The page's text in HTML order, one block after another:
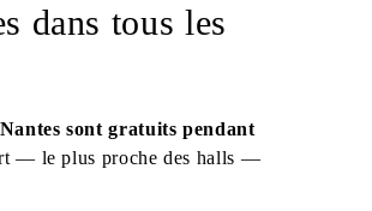
dans tous les
sont gratuits pendant
— le plus proche des halls —